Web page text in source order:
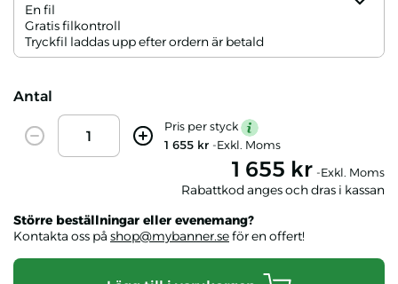
En fil
Gratis filkontroll
Tryckfil laddas upp efter ordern är betald
Antal
Decrease
Amount
Increase
Pris per styck
mention
1 655 kr -Exkl. Moms
1 655 kr -Exkl. Moms
Rabattkod anges och dras i kassan
Större beställningar eller evenemang?
Kontakta oss på shop@mybanner.seför en offert!